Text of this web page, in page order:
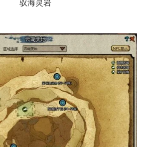
驭海灵岩